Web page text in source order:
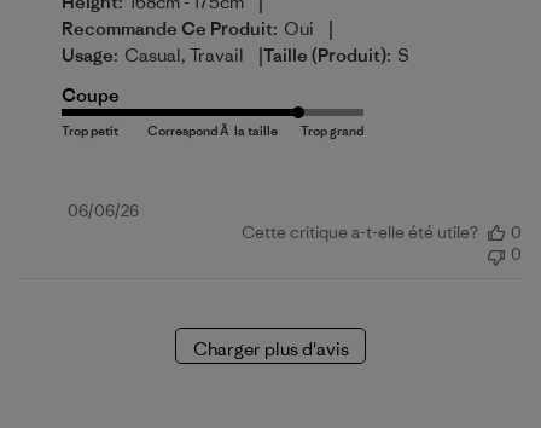
Recommande Ce Produit: Oui |
Usage: Casual, Travail |Taille (produit): S
Coupe
Date
06/06/26
Cette critique a-t-elle été utile?
0
0
Charger plus d'avis